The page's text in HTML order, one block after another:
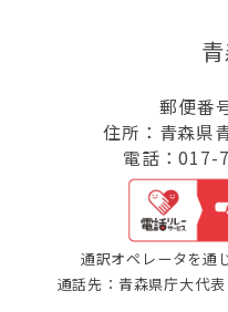
郵便番
住所：青森県
電話：017-
通訳オペレータを通
通話先：青森県庁大代